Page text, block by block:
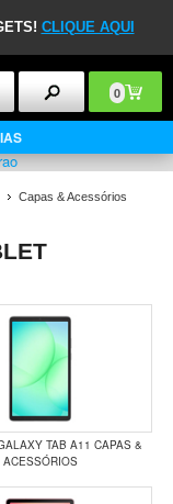
CLIQUE AQUI
0
Capas & Acessórios
TAB A11 CAPAS &
ACESSÓRIOS